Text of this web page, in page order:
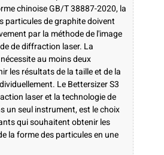
chinoise GB/T 38887-2020, la
particules de graphite doivent
par la méthode de l'image
de diffraction laser. La
au moins deux
les résultats de la taille et de la
Le Bettersizer S3
laser et la technologie de
un seul instrument, est le choix
qui souhaitent obtenir les
la forme des particules en une